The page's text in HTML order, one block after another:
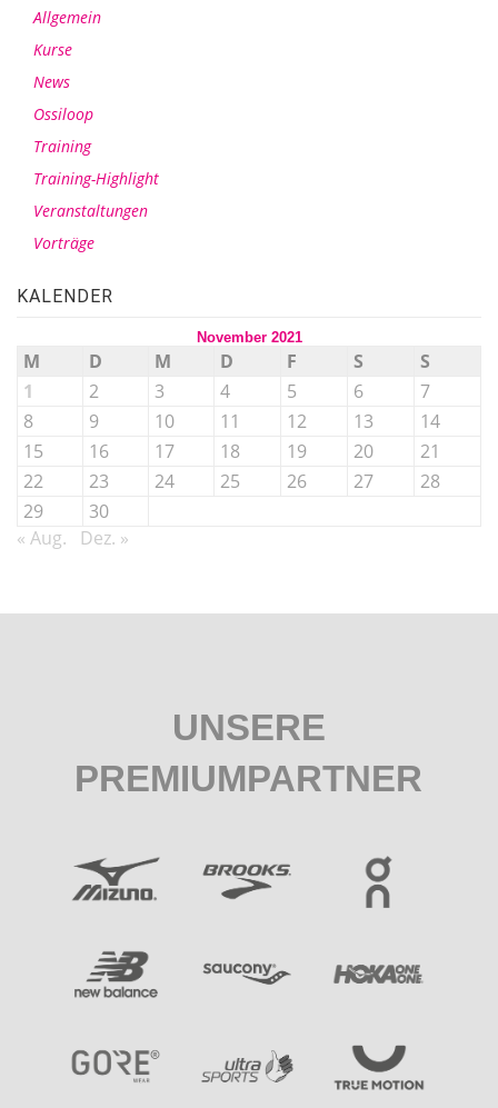
Allgemein
Kurse
News
Ossiloop
Training
Training-Highlight
Veranstaltungen
Vorträge
KALENDER
November 2021
M D M D F S
S
1
2 3 4 5 6
7
8
9 10 11 12 13
14
15
16 17 18 19 20
21
22
23 24 25 26 27
28
29
30
« Aug.
Dez. »
UNSERE
PREMIUMPARTNER